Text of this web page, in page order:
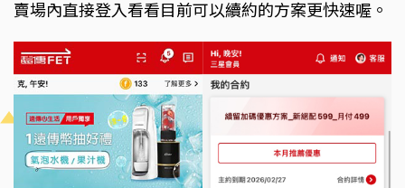
賣場內直接登入看看目前可以續約的方案更快速喔。